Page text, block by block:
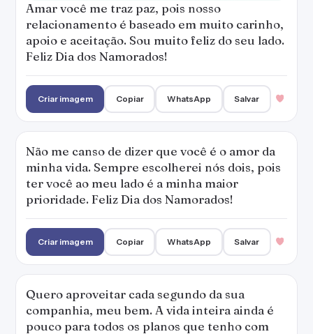
Amar você me traz paz, pois nosso
relacionamento é baseado em muito carinho,
apoio e aceitação. Sou muito feliz do seu lado.
Feliz Dia dos Namorados!
Criar imagem Copiar WhatsApp Salvar
Não me canso de dizer que você é o amor da
minha vida. Sempre escolherei nós dois, pois
ter você ao meu lado é a minha maior
prioridade. Feliz Dia dos Namorados!
Criar imagem Copiar WhatsApp Salvar
Quero aproveitar cada segundo da sua
companhia, meu bem. A vida inteira ainda é
pouco para todos os planos que tenho com